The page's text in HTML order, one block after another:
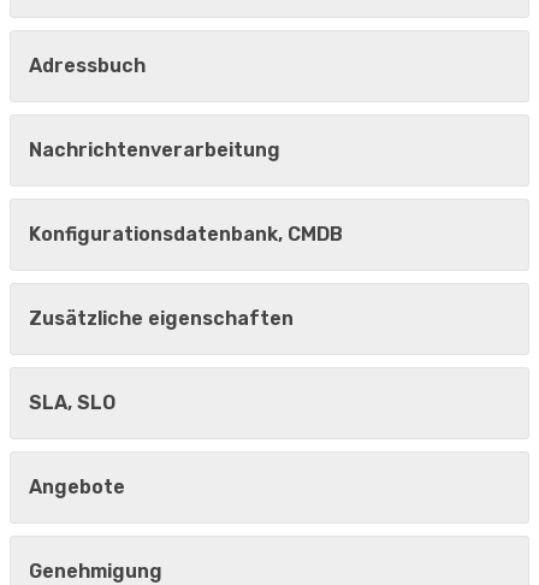
Adressbuch
Nachrichtenverarbeitung
Konfigurationsdatenbank, CMDB
Zusätzliche eigenschaften
SLA, SLO
Angebote
Genehmigung